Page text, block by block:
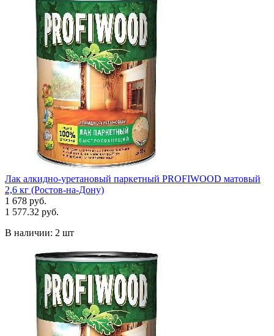
Лак алкидно-уретановый паркетный PROFIWOOD матовый
2,6 кг (Ростов-на-Дону)
1 678 руб.
1 577.32 руб.
В наличии: 2 шт